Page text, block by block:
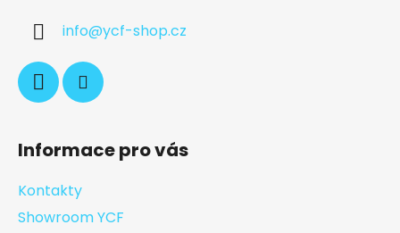
info@ycf-shop.cz
Informace pro vás
Kontakty
Showroom YCF